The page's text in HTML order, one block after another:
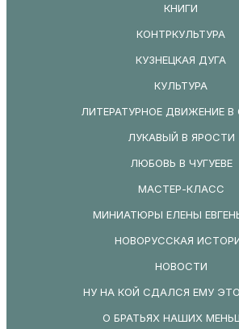
КНИГИ
КОНТРКУЛЬТУРА
КУЗНЕЦКАЯ ДУГА
КУЛЬТУРА
ЛИТЕРАТУРНОЕ ДВИЖЕНИЕ В
ЛУКАВЫЙ В ЯРОСТИ
ЛЮБОВЬ В ЧУГУЕВЕ
МАСТЕР-КЛАСС
МИНИАТЮРЫ ЕЛЕНЫ
НОВОРУССКАЯ
НОВОСТИ
НУ НА КОЙ СДАЛСЯ ЕМУ
О БРАТЬЯХ НАШИХ